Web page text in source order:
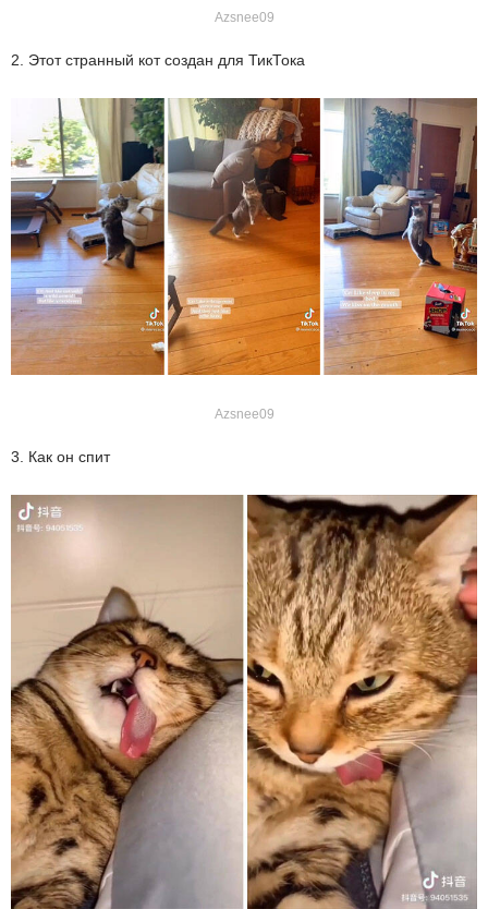
Azsnee09
2. Этот странный кот создан для ТикТока
Azsnee09
3. Как он спит